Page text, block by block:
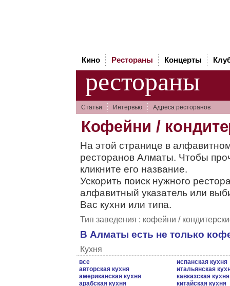
Кино Рестораны Концерты
рестораны
Статьи Интервью Адреса ресторанов
Кофейни /
На этой странице в
ресторанов Алматы. Чтобы
кликните его название.
Ускорить поиск нужного
алфавитный указатель или
Вас кухни или типа.
Тип заведения : кофейни /
В Алматы есть не только
Кухня
все
авторская кухня
американская кухня
арабская кухня
испанская кухня
итальянская
кавказская кухня
китайская кухня